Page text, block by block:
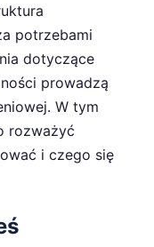
potrzebami
dotyczące
prowadzą
W tym
rozważyć
i czego się